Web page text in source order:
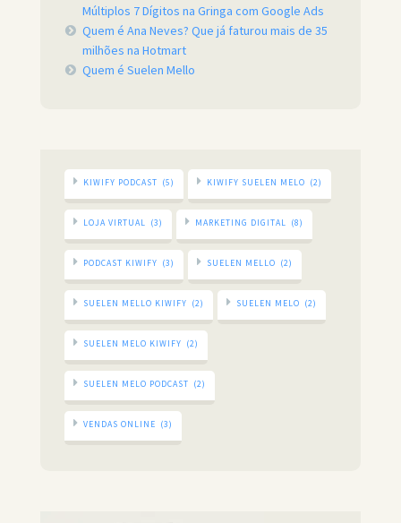
Múltiplos 7 Dígitos na Gringa com Google Ads
Quem é Ana Neves? Que já faturou mais de 35
milhões na Hotmart
Quem é Suelen Mello
KIWIFY PODCAST (5) KIWIFY SUELEN MELO (2)
LOJA VIRTUAL (3) MARKETING DIGITAL (8)
PODCAST KIWIFY (3) SUELEN MELLO (2)
SUELEN MELLO KIWIFY (2) SUELEN MELO (2)
SUELEN MELO KIWIFY (2)
SUELEN MELO PODCAST (2)
VENDAS ONLINE (3)